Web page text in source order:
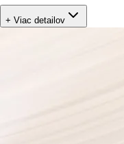
+ Viac detailov